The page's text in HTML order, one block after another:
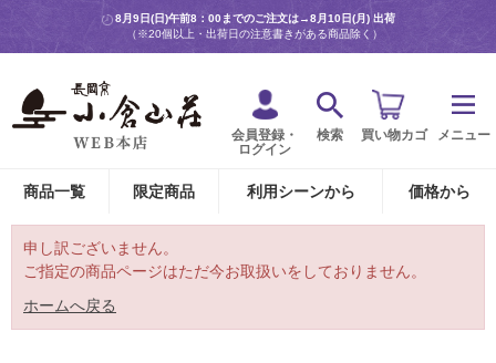
8月9日(日)午前8：00までのご注文は→8月10日(月) 出荷
（※20個以上・出荷日の注意書きがある商品除く）
会員登録・
ログイン
検索 買い物カゴ メニュー
商品一覧 限定商品 利用シーンから 価格から
申し訳ございません。
ご指定の商品ページはただ今お取扱いをしておりません。
ホームへ戻る